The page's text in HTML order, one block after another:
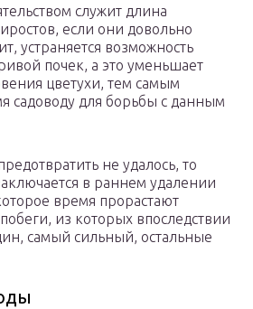
служит длина
если они довольно
устраняется возможность
почек, а это уменьшает
цветухи, тем самым
садоводу для борьбы с данным
не удалось, то
в раннем удалении
время прорастают
из которых впоследствии
самый сильный, остальные